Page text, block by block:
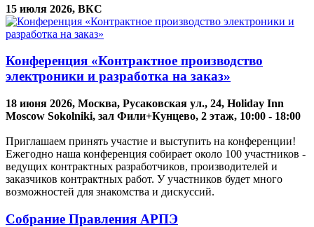
15 июля 2026, ВКС
Конференция «Контрактное производство
электроники и разработка на заказ»
18 июня 2026, Москва, Русаковская ул., 24, Holiday Inn
Moscow Sokolniki, зал Фили+Кунцево, 2 этаж, 10:00 - 18:00
Приглашаем принять участие и выступить на конференции!
Ежегодно наша конференция собирает около 100 участников -
ведущих контрактных разработчиков, производителей и
заказчиков контрактных работ. У участников будет много
возможностей для знакомства и дискуссий.
Собрание Правления АРПЭ